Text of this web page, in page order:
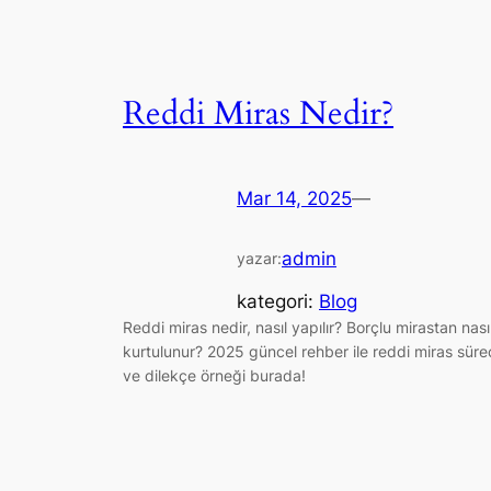
Reddi Miras Nedir?
Mar 14, 2025—
yazar:admin
kategori: Blog
Reddi miras nedir, nasıl yapılır? Borçlu mirastan
kurtulunur? 2025 güncel rehber ile reddi miras
ve dilekçe örneği burada!